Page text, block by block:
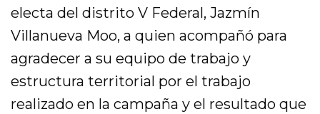
electa del distrito V Federal, Jazmín
Villanueva Moo, a quien acompañó para
agradecer a su equipo de trabajo y
estructura territorial por el trabajo
realizado en la campaña y el resultado que